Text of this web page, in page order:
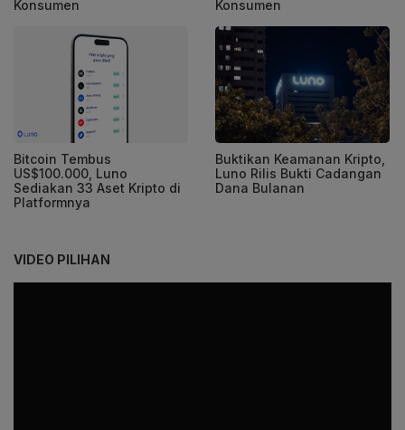
Konsumen
Konsumen
Bitcoin Tembus
US$100.000, Luno
Sediakan 33 Aset Kripto di
Platformnya
Buktikan Keamanan Kripto,
Luno Rilis Bukti Cadangan
Dana Bulanan
VIDEO PILIHAN